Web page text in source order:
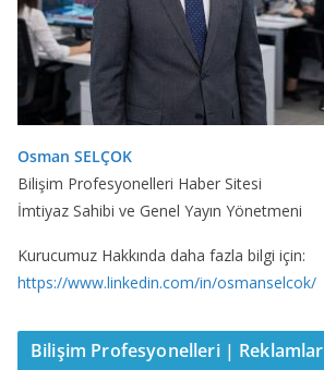
Osman SELÇOK
Bilişim Profesyonelleri Haber Sitesi
İmtiyaz Sahibi ve Genel Yayın Yönetmeni
Kurucumuz Hakkında daha fazla bilgi için:
https://www.linkedin.com/in/osmanselcok/
Bilişim Profesyonelleri | Reklamlar